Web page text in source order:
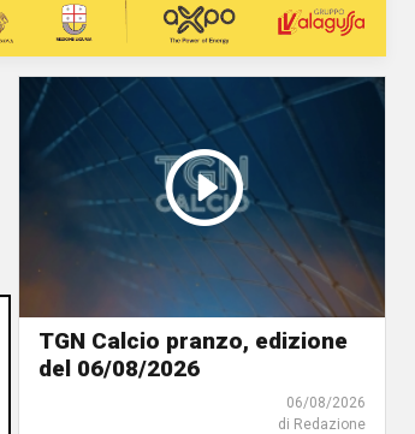
TGN Calcio pranzo, edizione
del 06/08/2026
06/08/2026
di Redazione